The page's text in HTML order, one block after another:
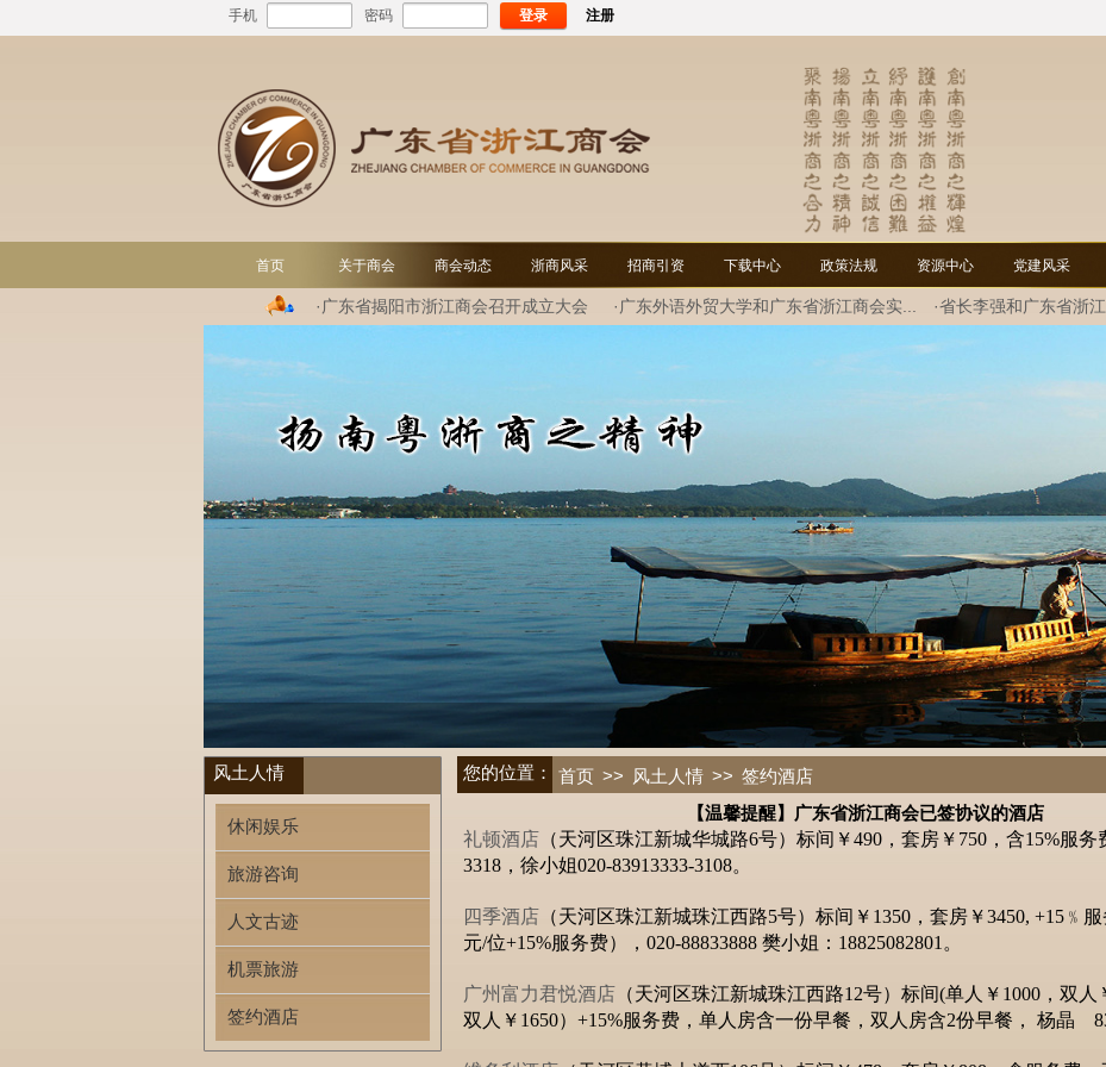
手机 密码 登录 注册
首页 关于商会 商会动态 浙商风采 招商引资 下载中心 政策法规 资源中心 党建风采
·广东外语外贸大学和广东省浙江商会实...
·广东省揭阳市浙江商会召开成立大会
·省长李强和广东省浙
谈
风土人情 您的位置： 首页 >> 风土人情 >> 签约酒店
【温馨提醒】广东省浙江商会已签协议的酒店
礼顿酒店 （天河区珠江新城华城路6号）标间￥490，套房￥750，含15%服务
3318，徐小姐020-83913333-3108。
四季酒店 （天河区珠江新城珠江西路5号）标间￥1350，套房￥3450, +15﹪
元/位+15%服务费），020-88833888 樊小姐：18825082801。
广州富力君悦酒店 （天河区珠江新城珠江西路12号）标间(单人￥1000，双人
双人￥1650）+15%服务费，单人房含一份早餐，双人房含2份早餐， 杨晶
休闲娱乐
旅游咨询
人文古迹
机票旅游
签约酒店